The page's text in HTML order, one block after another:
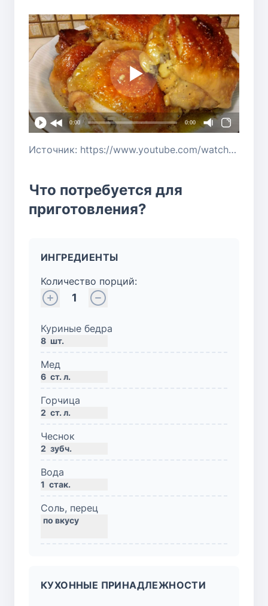
0:00 0:00
Источник: https://www.youtube.com/watch?v=TQ5Lcz_-M_0
Что потребуется для
приготовления?
ИНГРЕДИЕНТЫ
Количество порций:
1
Куриные бедра
8 шт.
Мед
6 ст. л.
Горчица
2 ст. л.
Чеснок
2 зубч.
Вода
1 стак.
Соль, перец
КУХОННЫЕ ПРИНАДЛЕЖНОСТИ